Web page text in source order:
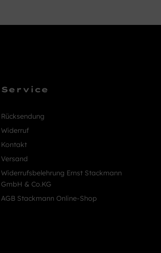
Service
Rücksendung
Widerruf
Kontakt
Versand
Widerrufsbelehrung Ernst Stackmann
GmbH & Co.KG
AGB Stackmann Online-Shop